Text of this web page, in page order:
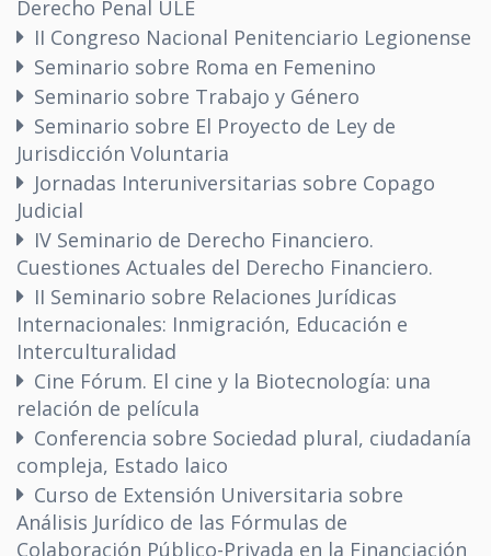
Derecho Penal ULE
II Congreso Nacional Penitenciario Legionense
Seminario sobre Roma en Femenino
Seminario sobre Trabajo y Género
Seminario sobre El Proyecto de Ley de
Jurisdicción Voluntaria
Jornadas Interuniversitarias sobre Copago
Judicial
IV Seminario de Derecho Financiero.
Cuestiones Actuales del Derecho Financiero.
II Seminario sobre Relaciones Jurídicas
Internacionales: Inmigración, Educación e
Interculturalidad
Cine Fórum. El cine y la Biotecnología: una
relación de película
Conferencia sobre Sociedad plural, ciudadanía
compleja, Estado laico
Curso de Extensión Universitaria sobre
Análisis Jurídico de las Fórmulas de
Colaboración Público-Privada en la Financiación